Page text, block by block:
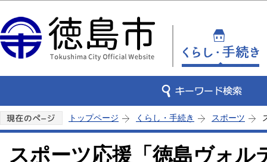
トップページ くらし・手続き スポーツ
スポーツ応援「徳島ヴォル